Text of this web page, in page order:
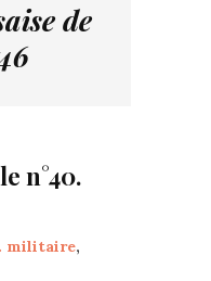
de
n°40.
militaire,